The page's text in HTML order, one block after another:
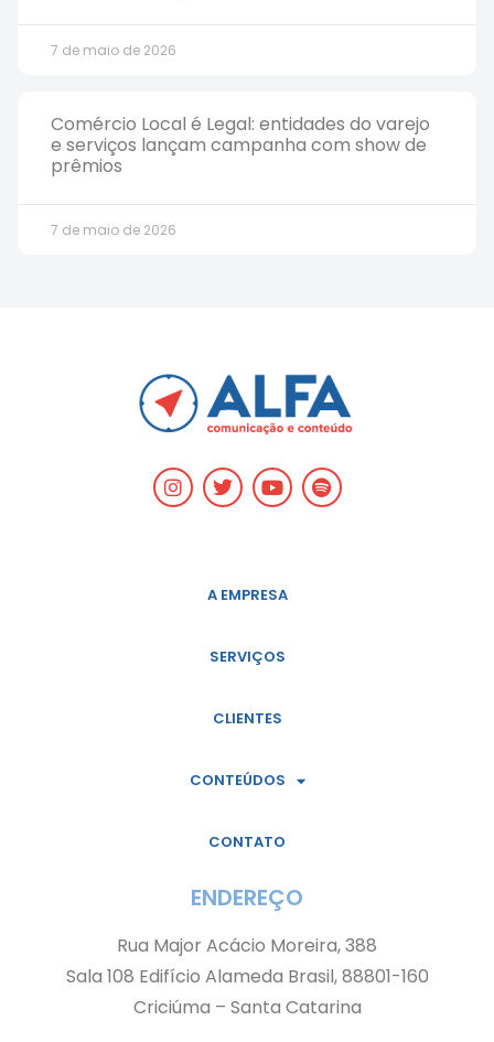
7 de maio de 2026
Comércio Local é Legal: entidades do varejo
e serviços lançam campanha com show de
prêmios
7 de maio de 2026
A EMPRESA
SERVIÇOS
CLIENTES
CONTEÚDOS
CONTATO
ENDEREÇO
Rua Major Acácio Moreira, 388
Sala 108 Edifício Alameda Brasil, 88801-160
Criciúma – Santa Catarina